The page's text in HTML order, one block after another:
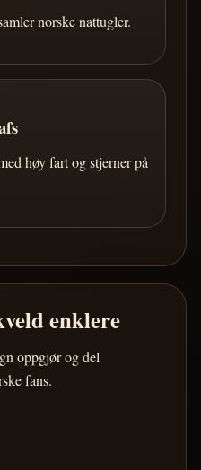
norske nattugler.
høy fart og stjerner på
enklere
oppgjør og del
fans.